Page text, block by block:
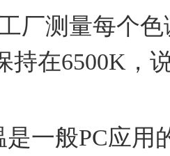
厂测量每个
持在6500K，
是一般PC应用